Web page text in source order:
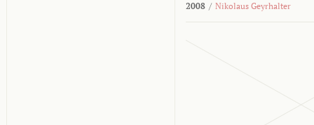
2008 / Nikolaus Geyrhalter